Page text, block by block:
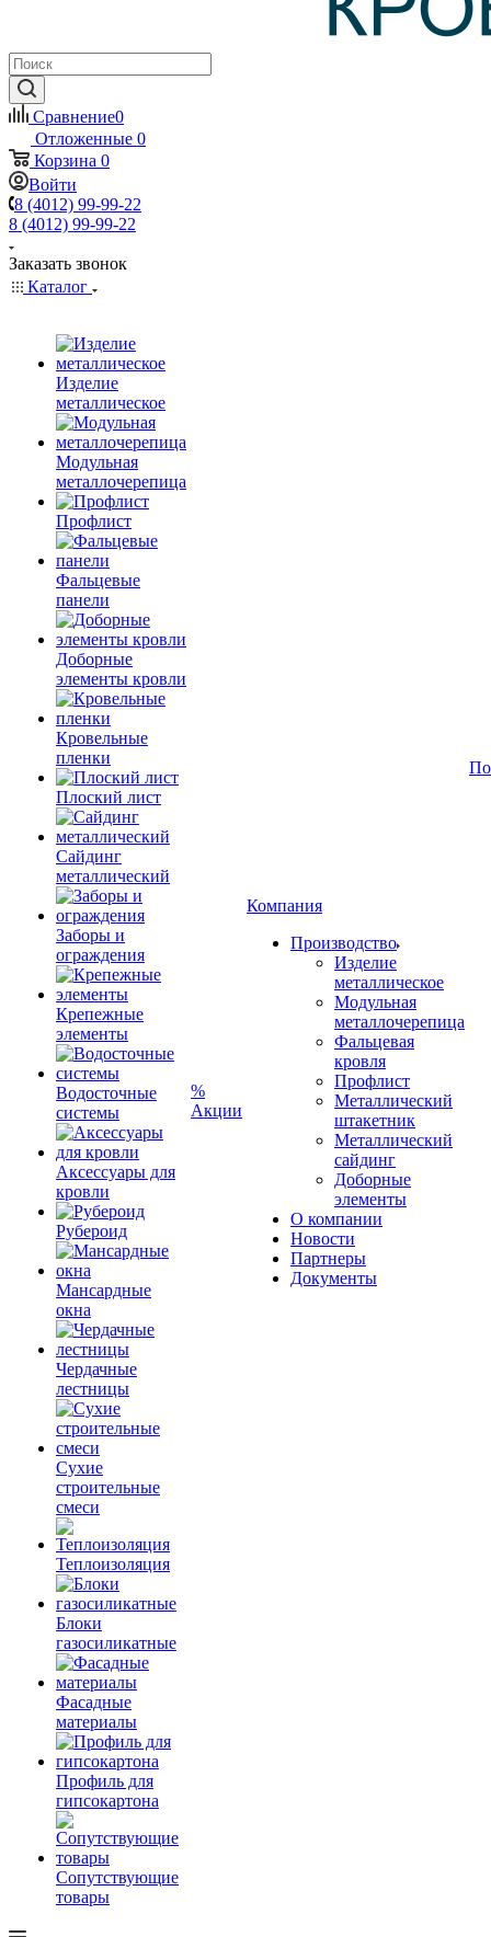
Сравнение0
Отложенные 0
Корзина 0
Войти
8 (4012) 99-99-22
8 (4012) 99-99-22
Заказать звонок
Каталог
Изделие
металлическое
Модульная
металлочерепица
Профлист
Фальцевые
панели
Доборные
элементы кровли
Кровельные
пленки
Плоский лист
Сайдинг
металлический
Заборы и
ограждения
Крепежные
элементы
Водосточные
системы
Аксессуары для
кровли
Рубероид
Мансардные
окна
Чердачные
лестницы
Сухие
строительные
смеси
Теплоизоляция
Блоки
газосиликатные
Фасадные
материалы
Профиль для
гипсокартона
Сопутствующие
товары
%
Акции
Компания
Производство
Изделие
металлическое
Модульная
металлочерепица
Фальцевая
кровля
Профлист
Металлический
штакетник
Металлический
сайдинг
Доборные
элементы
О компании
Новости
Партнеры
Документы